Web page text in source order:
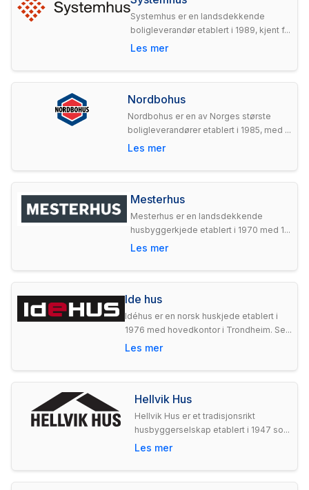
Systemhus er en landsdekkende
boligleverandør etablert i 1989, kjent f...
Les mer
Nordbohus
Nordbohus er en av Norges største
boligleverandører etablert i 1985, med ...
Les mer
Mesterhus
Mesterhus er en landsdekkende
husbyggerkjede etablert i 1970 med 1...
Les mer
Ide hus
Idéhus er en norsk huskjede etablert i
1976 med hovedkontor i Trondheim. Se...
Les mer
Hellvik Hus
Hellvik Hus er et tradisjonsrikt
husbyggerselskap etablert i 1947 so...
Les mer